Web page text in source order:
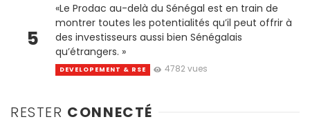
5
«Le Prodac au-delà du Sénégal est en train de
montrer toutes les potentialités qu’il peut offrir à
des investisseurs aussi bien Sénégalais
qu’étrangers. »
DEVELOPEMENT & RSE 4782 vues
RESTER CONNECTÉ